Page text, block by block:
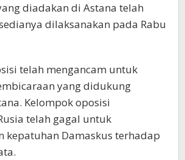
diadakan di Astana telah
dilaksanakan pada Rabu
telah mengancam untuk
yang didukung
Kelompok oposisi
telah gagal untuk
kepatuhan Damaskus terhadap